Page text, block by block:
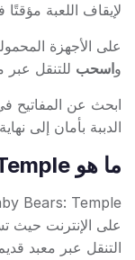
لإيقاف اللعبة
على الأجهزة
واسحب للتنقل عبر
ابحث عن المفاتيح
الدببة بأمان إلى
ما هو We Baby Bears: Temple؟
على الإنترنت حيث
التنقل عبر معبد